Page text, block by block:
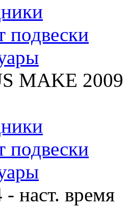
подвески
MAKE 2009
подвески
- наст. время